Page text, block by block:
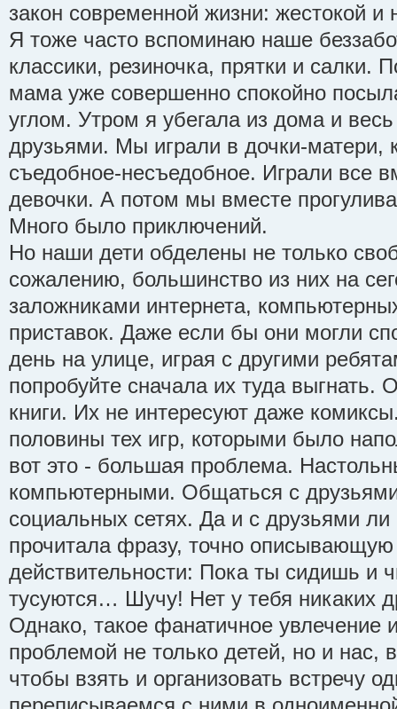
закон современной жизни: жестокой и
Я тоже часто вспоминаю наше
классики, резиночка, прятки и
мама уже совершенно спокойно
углом. Утром я убегала из дома и
друзьями. Мы играли в дочки-матери,
съедобное-несъедобное. Играли все
девочки. А потом мы вместе
Много было приключений.
Но наши дети обделены не только
сожалению, большинство из них на
заложниками интернета,
приставок. Даже если бы они могли
день на улице, играя с другими
попробуйте сначала их туда выгнать.
книги. Их не интересуют даже
половины тех игр, которыми было
вот это - большая проблема.
компьютерными. Общаться с
социальных сетях. Да и с друзьями
прочитала фразу, точно описывающую
действительности: Пока ты сидишь и
тусуются… Шучу! Нет у тебя никаких
Однако, такое фанатичное увлечение
проблемой не только детей, но и нас,
чтобы взять и организовать встречу